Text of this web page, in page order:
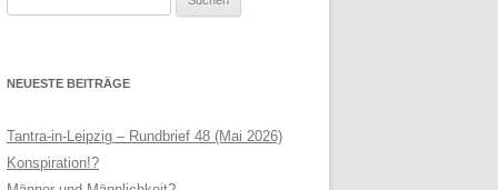
HELFRIED
SERVICE
IMPRESSUM
NEUESTE BEITRÄGE
Tantra-in-Leipzig – Rundbrief 48 (Mai 2026)
Konspiration!?